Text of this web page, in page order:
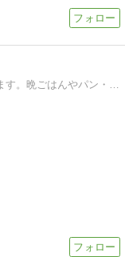
不器用なりに日々作ったものをupしています。晩ごはんやパン・スイーツなど＾＾